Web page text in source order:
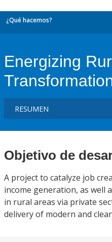
¿Qué hacemos?
Energizing
Objetivo de
A project to catalyze job
income generation, as well
in rural areas via private
delivery of modern and